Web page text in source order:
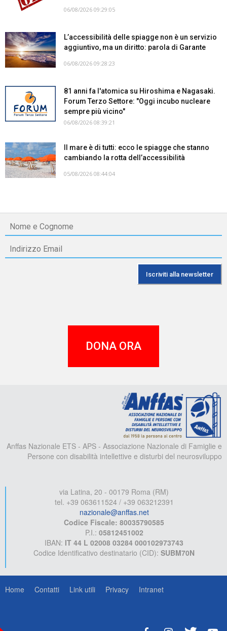
06/08/2026 09:29:05
L’accessibilità delle spiagge non è un servizio
aggiuntivo, ma un diritto: parola di Garante
06/08/2026 09:28:23
81 anni fa l'atomica su Hiroshima e Nagasaki.
Forum Terzo Settore: "Oggi incubo nucleare
sempre più vicino"
06/08/2026 08:39:21
Il mare è di tutti: ecco le spiagge che stanno
cambiando la rotta dell’accessibilità
05/08/2026 08:44:04
DONA ORA
Anffas Nazionale ETS - APS - Associazione Nazionale di Famiglie e
Persone con disabilità intellettive e disturbi del neurosviluppo
via Latina, 20 - 00179 Roma (RM)
tel. +39 063611524 / +39 063212391
nazionale@anffas.net
Codice Fiscale: 80035790585
P.I.: 05812451002
IBAN: IT 44 L 02008 03284 000102973743
Codice Identificativo destinatario (CID): SUBM70N
Home Contatti Link utili Privacy Intranet